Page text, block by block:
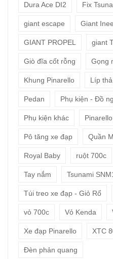
Dura Ace DI2 Fix
giant escape Giant
GIANT PROPEL giant
Giò đĩa cốt rỗng Gọng
Khung Pinarello Líp thả
Pedan Phụ kiện - Đồ
Phụ kiện khác
Pô tăng xe đạp Quần
Royal Baby ruột 700c
Tay nắm Tsunami
Túi treo xe đạp - Giỏ Rổ
vỏ 700c Vỏ Kenda
Xe đạp Pinarello XTC
Đèn phản quang